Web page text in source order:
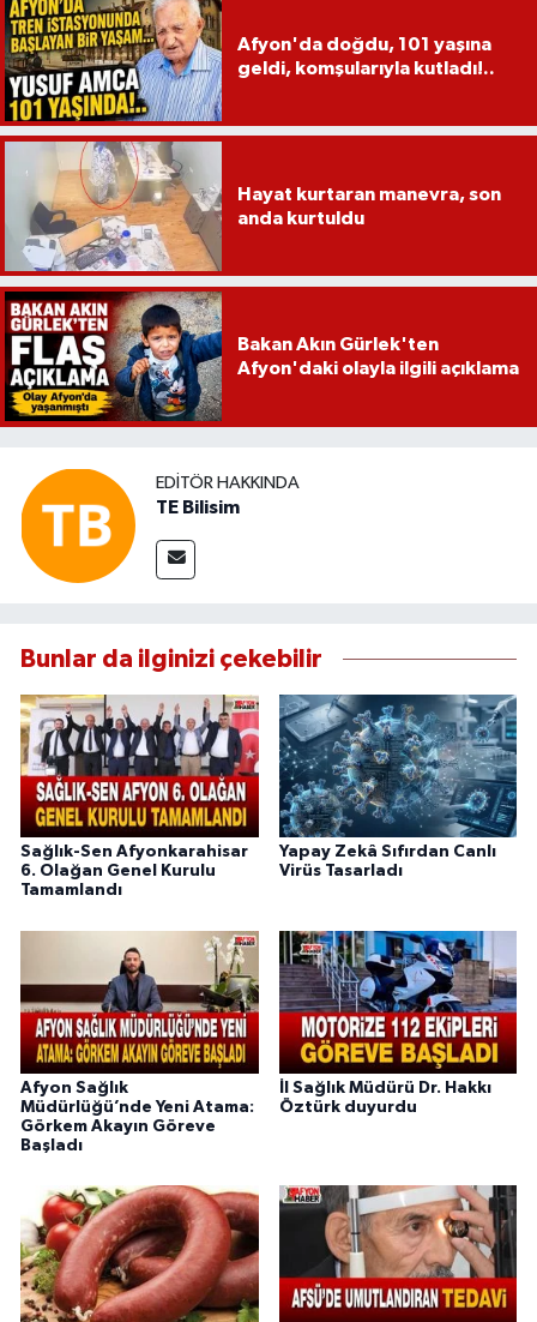
Afyon'da doğdu, 101 yaşına
geldi, komşularıyla kutladı!..
Hayat kurtaran manevra, son
anda kurtuldu
Bakan Akın Gürlek'ten
Afyon'daki olayla ilgili açıklama
EDITÖR HAKKINDA
TE Bilisim
Bunlar da ilginizi çekebilir
Sağlık-Sen Afyonkarahisar
6. Olağan Genel Kurulu
Tamamlandı
Yapay Zekâ Sıfırdan Canlı
Virüs Tasarladı
Afyon Sağlık
Müdürlüğü’nde Yeni Atama:
Görkem Akayın Göreve
Başladı
İl Sağlık Müdürü Dr. Hakkı
Öztürk duyurdu